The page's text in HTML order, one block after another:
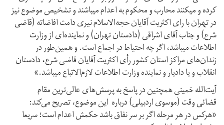
كرده و می‎كنند محارب و محكوم به اعدام می‎باشند و تشخیص موضوع نیز
در تهران با رای اكثریت آقایان حجه‌الاسلام نیری دامت افاضاته (قاضی
شرع) و جناب آقای اشراقی (دادستان تهران) و نماینده‌ای از وزارت
اطلاعات می‎باشد، اگر چه احتیاط در اجماع است. و همین‌طور در
زندان‌های مراكز استان كشور رأی اكثریت آقایان قاضی شرع، دادستان
انقلاب و یا دادیار و نماینده وزارت اطلاعات لازم‌الاتباع می‎باشد.»
آیت‌الله خمینی همچنین در پاسخ به پرسش‌های عالی‌ترین مقام
قضائی وقت (موسوی اردبیلی) درباره این موضوع، تصریح می‌کند:
«هركس در هر مرحله اگر بر سر نفاق باشد حكمش اعدام است؛ سریعا